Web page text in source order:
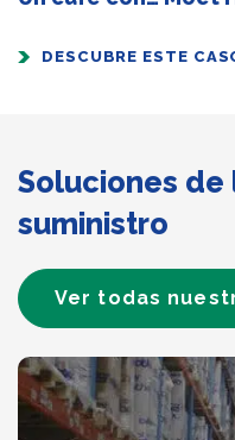
DESCUBRE ESTE
Soluciones de
suministro
Ver todas